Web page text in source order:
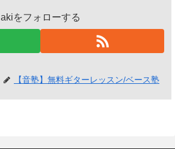
akiをフォローする
【音塾】無料ギターレッスン/ベース塾